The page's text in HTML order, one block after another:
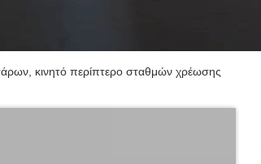
κινητό περίπτερο σταθμών χρέωσης